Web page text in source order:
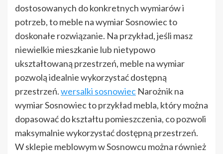
dostosowanych do konkretnych wymiarów i
potrzeb, to meble na wymiar Sosnowiec to
doskonałe rozwiązanie. Na przykład, jeśli masz
niewielkie mieszkanie lub nietypowo
ukształtowaną przestrzeń, meble na wymiar
pozwolą idealnie wykorzystać dostępną
przestrzeń.wersalki sosnowiec Narożnik na
wymiar Sosnowiec to przykład mebla, który można
dopasować do kształtu pomieszczenia, co pozwoli
maksymalnie wykorzystać dostępną przestrzeń.
W sklepie meblowym w Sosnowcu można również